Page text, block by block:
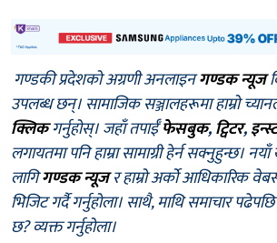
गण्डकी प्रदेशको अग्रणी अनलाइनगण्डक न्यूज
उपलब्ध छन्। सामाजिक सञ्जालहरूमा हाम्रो
क्लिकगर्नुहोस्। जहाँ तपाईँफेसबुक,ट्विटर,
लगायतमा पनि हाम्रा सामाग्री हेर्न सक्नुहुन्छ।
लागिगण्डक न्यूजर हाम्रो अर्को आधिकारिक
भिजिट गर्दै गर्नुहोला। साथै, माथि समाचार
छ? व्यक्त गर्नुहोला।